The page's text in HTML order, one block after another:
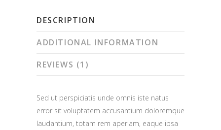
DESCRIPTION
ADDITIONAL INFORMATION
REVIEWS (1)
Sed ut perspiciatis unde omnis iste natus
error sit voluptatem accusantium doloremque
laudantium, totam rem aperiam, eaque ipsa